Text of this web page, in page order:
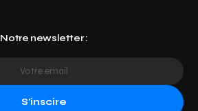
Notre newsletter :
S'inscire